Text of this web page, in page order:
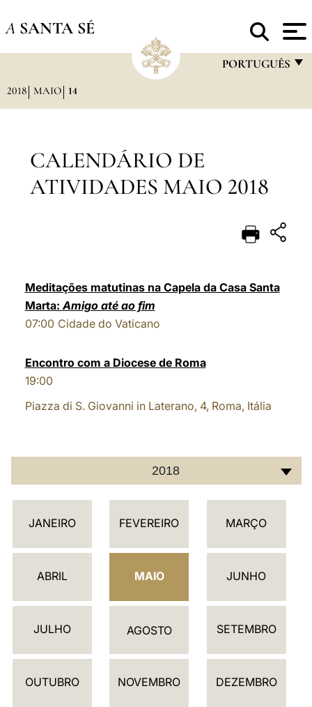
A SANTA SÉ
PORTUGUÊS
DEUTSCH
العربيّة
2018 MAIO 14
CALENDÁRIO DE
ATIVIDADES MAIO 2018
Meditações matutinas na Capela da Casa Santa
Marta:Amigo até ao fim
07:00 Cidade do Vaticano
Encontro com a Diocese de Roma
19:00
Piazza di S. Giovanni in Laterano, 4, Roma, Itália
2018
C
L
D
R
JANEIRO FEVEREIRO MARÇO
ABRIL MAIO JUNHO
JULHO AGOSTO SETEMBRO
OUTUBRO NOVEMBRO DEZEMBRO